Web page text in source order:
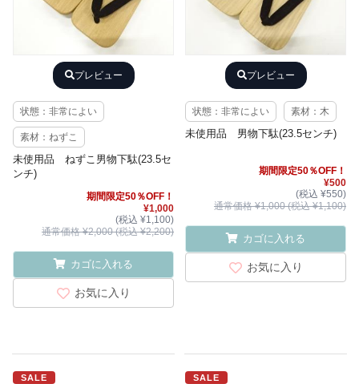
プレビュー
状態：非常によい
素材：ねずこ
未使用品 ねずこ男物下駄(23.5セ
ンチ)
期間限定50％OFF！
¥1,000
(税込 ¥1,100)
通常価格 ¥2,000 (税込 ¥2,200)
カゴに入れる
お気に入り
プレビュー
状態：非常によい 素材：木
未使用品 男物下駄(23.5センチ)
期間限定50％OFF！
¥500
(税込 ¥550)
通常価格 ¥1,000 (税込 ¥1,100)
カゴに入れる
お気に入り
SALE SALE